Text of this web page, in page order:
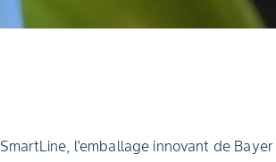
SmartLine, l'emballage innovant de Bayer